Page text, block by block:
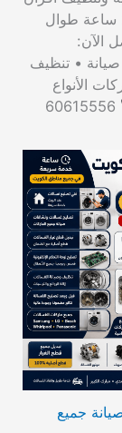
خدمة 24 ساعة طوال
الآن:
• تنظيف
الماركات الأنواع
60615556
24 ساعة | صيانة جميع